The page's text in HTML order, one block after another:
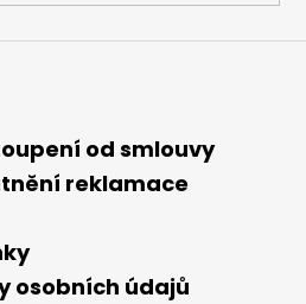
od smlouvy
reklamace
osobních údajů